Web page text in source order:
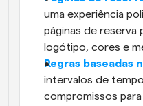
uma experiência
páginas de reserva
logótipo, cores e
Regras baseadas
intervalos de
compromissos